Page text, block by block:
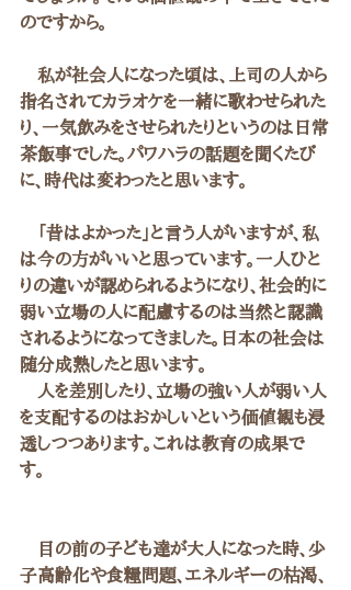
のですから。
私が社会人になった頃は、上司の人から
指名されてカラオケを一緒に歌わせられた
り、一気飲みをさせられたりというのは日常
茶飯事でした。パワハラの話題を聞くたび
に、時代は変わったと思います。
「昔はよかった」と言う人がいますが、私
は今の方がいいと思っています。一人ひと
りの違いが認められるようになり、社会的に
弱い立場の人に配慮するのは当然と認識
されるようになってきました。日本の社会は
随分成熟したと思います。
人を差別したり、立場の強い人が弱い人
を支配するのはおかしいという価値観も浸
透しつつあります。これは教育の成果で
す。
目の前の子ども達が大人になった時、少
子高齢化や食糧問題、エネルギーの枯渇、